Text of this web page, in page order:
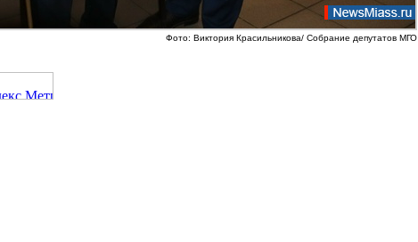
Фото: Виктория Красильникова/ Собрание депутатов МГО